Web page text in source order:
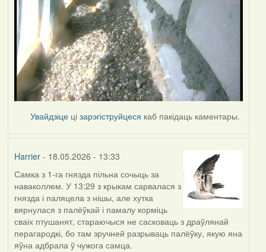
Увайдзіце цізарэгіструйцеся каб пакідаць каментары.
Harrier- 18.05.2026 - 13:33
Самка з 1-га гнязда пільна сочыць за
наваколлем. У 13:29 з крыкам сарвалася з
гнязда і паляцела з нішы, але хутка
вярнулася з палёўкай і памалу корміць
сваіх птушанят, стараючыся не сасковаць з драўлянай
перагародкі, бо там зручней разрываць палёўку, якую яна
яўна адбрала ў чужога самца.